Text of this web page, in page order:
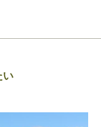
い